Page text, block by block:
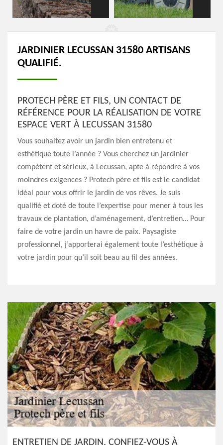
JARDINIER LECUSSAN 31580 ARTISANS
QUALIFIÉ.
PROTECH PÈRE ET FILS, UN CONTACT DE
RÉFÉRENCE POUR LA RÉALISATION DE VOTRE
ESPACE VERT À LECUSSAN 31580
Vous souhaitez avoir un jardin bien entretenu et
esthétique toute l’année ? Vous cherchez un jardinier
compétent et sérieux, à Lecussan, apte à répondre à vos
moindres exigences ? Protech père et fils est le candidat
idéal pour vous offrir le jardin de vos rêves. Je suis
qualifié et doté de toute l’expertise pour mener à tous les
travaux de plantation, d’aménagement, d’entretien… Pour
faire de votre jardin un havre de paix. Paysagiste
professionnel, j’apporterai également toute l’esthétique à
votre jardin pour qu’il soit beau au fil des années.
ENTRETIEN DE JARDIN, CONFIEZ-VOUS À